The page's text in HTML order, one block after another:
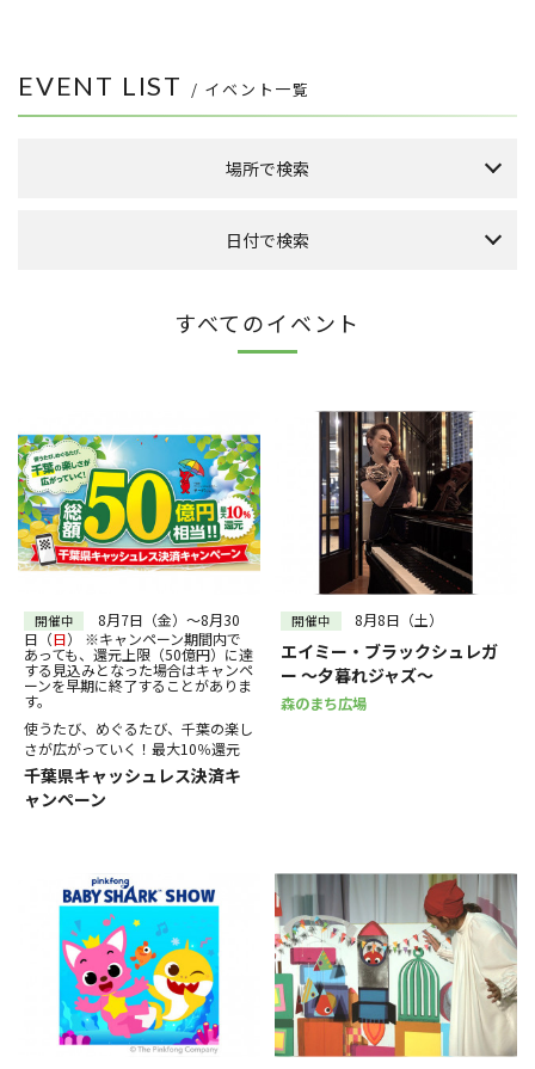
EVENT LIST / イベント一覧
場所で検索
本館 1F ウエストプラザ （タカシマヤフードメゾン側吹き抜け）
その他
全件表示
日付で検索
2026年 8月
2
3 4 6 7
8
9
11 12 13 14
15
16
17 18 19 20 21
22
23
24 25 26 27 28
29
30
31
絞り込む
すべてのイベント
開催中
8月7日（金）～8月30
日（日） ※キャンペーン期間内で
あっても、還元上限（50億円）に達
する見込みとなった場合はキャンペ
ーンを早期に終了することがありま
す。
使うたび、めぐるたび、千葉の楽し
さが広がっていく！最大10％還元
千葉県キャッシュレス決済キ
ャンペーン
開催中 8月8日（土）
エイミー・ブラックシュレガ
ー ～夕暮れジャズ～
森のまち広場